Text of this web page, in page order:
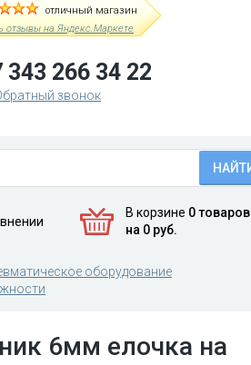
отличный магазин
отзывы на Яндекс.Маркете
343 266 34 22
звонок
В корзине 0 товаров
на 0 руб.
оборудование
6мм елочка на